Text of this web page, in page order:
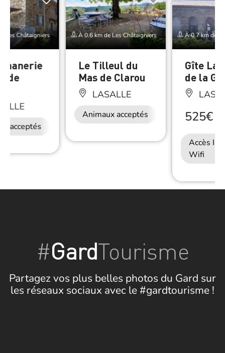
Les Châtaigniers
de
acceptés
À 0.6 km de Les Châtaigniers
Le Tilleul du
Mas de Clarou
LASALLE
Animaux acceptés
À 0.7 km de
Gîte La
de la
525€/
Accès
Wifi
#GardTourisme
Partagez vos plus belles photos du Gard sur
les réseaux sociaux avec le #gardtourisme !